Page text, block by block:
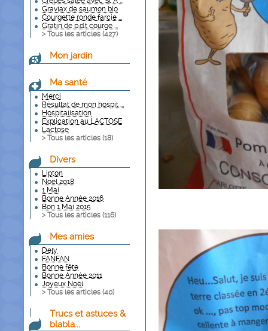
Gravlax de saumon bio
Courgette ronde farcie ...
Gratin de p.d.t courge ...
> Tous les articles (427)
Mon jardin
Ma santé
Merci
Résultat de mon hospit ...
Hospitalisation
Explication au LACTOSE
Lactose
> Tous les articles (18)
Divers
Lipton
Noël 2018
1 Mai
Bonne Année 2016
Bon 1 Mai 2015
> Tous les articles (116)
Mes amies
Dely
FANFAN
Bonne fête
Bonne Année 2011
Joyeux Noël
> Tous les articles (40)
Trucs et astuces &
blabla...